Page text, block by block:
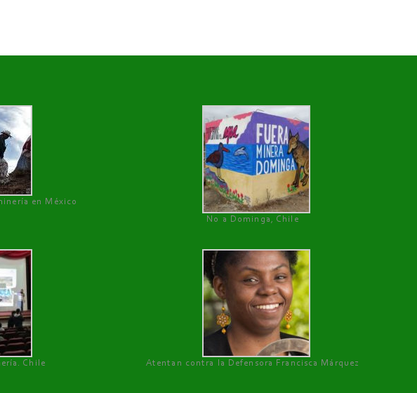
en México
No a Dominga, Chile
Chile Atentan contra la Defensora Francisca Márquez